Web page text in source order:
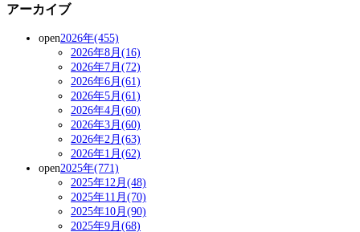
アーカイブ
open2026年(455)
2026年8月(16)
2026年7月(72)
2026年6月(61)
2026年5月(61)
2026年4月(60)
2026年3月(60)
2026年2月(63)
2026年1月(62)
open2025年(771)
2025年12月(48)
2025年11月(70)
2025年10月(90)
2025年9月(68)